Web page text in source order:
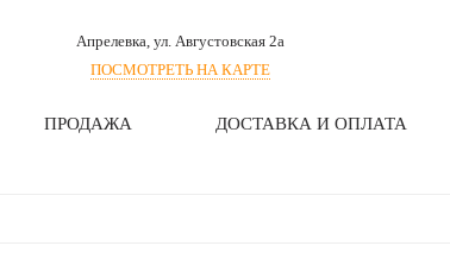
Апрелевка, ул. Августовская 2а
ПОСМОТРЕТЬ НА КАРТЕ
ПРОДАЖА ДОСТАВКА И ОПЛАТА